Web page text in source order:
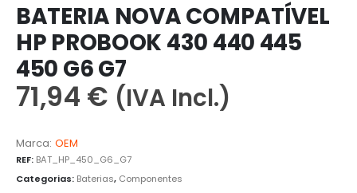
BATERIA NOVA COMPATÍVEL
HP PROBOOK 430 440 445
450 G6 G7
71,94 € (IVA Incl.)
Marca: OEM
REF: BAT_HP_450_G6_G7
Categorias: Baterias, Componentes